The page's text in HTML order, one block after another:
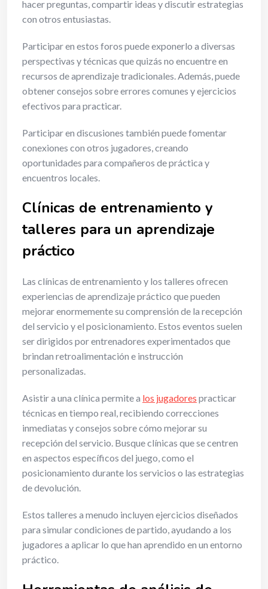
hacer preguntas, compartir ideas y discutir estrategias
con otros entusiastas.
Participar en estos foros puede exponerlo a diversas
perspectivas y técnicas que quizás no encuentre en
recursos de aprendizaje tradicionales. Además, puede
obtener consejos sobre errores comunes y ejercicios
efectivos para practicar.
Participar en discusiones también puede fomentar
conexiones con otros jugadores, creando
oportunidades para compañeros de práctica y
encuentros locales.
Clínicas de entrenamiento y
talleres para un aprendizaje
práctico
Las clínicas de entrenamiento y los talleres ofrecen
experiencias de aprendizaje práctico que pueden
mejorar enormemente su comprensión de la recepción
del servicio y el posicionamiento. Estos eventos suelen
ser dirigidos por entrenadores experimentados que
brindan retroalimentación e instrucción
personalizadas.
Asistir a una clínica permite a los jugadores practicar
técnicas en tiempo real, recibiendo correcciones
inmediatas y consejos sobre cómo mejorar su
recepción del servicio. Busque clínicas que se centren
en aspectos específicos del juego, como el
posicionamiento durante los servicios o las estrategias
de devolución.
Estos talleres a menudo incluyen ejercicios diseñados
para simular condiciones de partido, ayudando a los
jugadores a aplicar lo que han aprendido en un entorno
práctico.